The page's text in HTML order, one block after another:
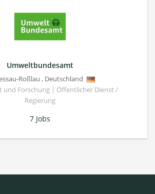
Umweltbundesamt
Roßlau , Deutschland
und Forschung | Öffentlicher Dienst /
Regierung
7 Jobs